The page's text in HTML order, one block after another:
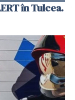
în Tulcea.